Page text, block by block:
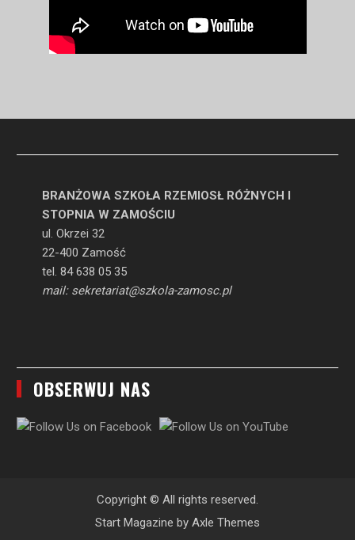
BRANŻOWA SZKOŁA RZEMIOSŁ RÓŻNYCH I
STOPNIA W ZAMOŚCIU
ul. Okrzei 32
22-400 Zamość
tel. 84 638 05 35
mail: sekretariat@szkola-zamosc.pl
OBSERWUJ NAS
Copyright © All rights reserved.
Start Magazine by Axle Themes